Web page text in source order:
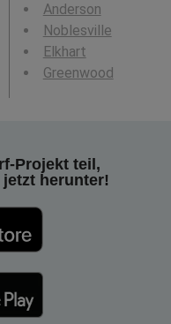
Anderson
Noblesville
Elkhart
Greenwood
Projekt teil,
jetzt herunter!